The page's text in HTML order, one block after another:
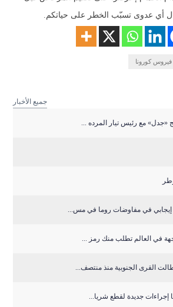
أي عدوى تسبّب الخطر على حياتكم.
فيروس كورونا
جميع الأخبار
«جدل» مع رئيس تيار المرده ...
إيجابي في مفاوضات روما في مس...
في العالم تطلب منك رمز ...
القرى الجنوبية منذ منتصف...
إجراءات جديدة لقطع شريا...